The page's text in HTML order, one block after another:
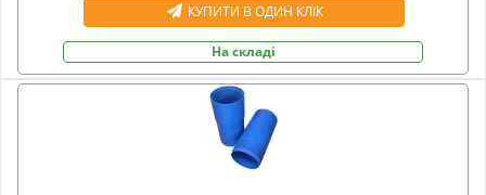
КУПИТИ В ОДИН КЛІК
На складі